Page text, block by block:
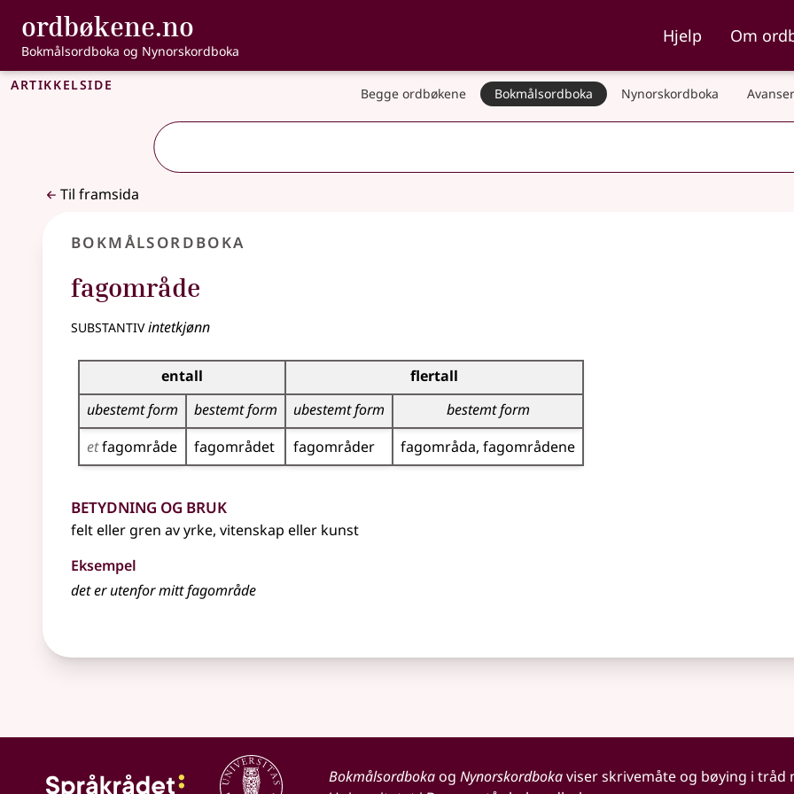
Gå til hovudinnhald
Tilgjenge
ordbøkene.no , Bokmålsordboka og Nynorskordboka
Bokmålsordboka og Nynorskordboka
Hjelp Om
Artikkelside Begge ordbøkene Bokmålsordboka Nynorskordboka
Til framsida
Bokmålsordboka
fagområde
substantivintetkjønn
Bøyingstabell for dette substantivet
entall
flertall
ubestemt form
bestemt form ubestemt form
bestemt form
etfagområde fagområdet fagområder fagområda fagområdene
Betydning og bruk
felt eller gren av yrke, vitenskap eller kunst
Eksempel
det er utenfor mittfagområde
Bokmålsordbokaog Nynorskordbokaviser skrivemåte og bøying i tråd